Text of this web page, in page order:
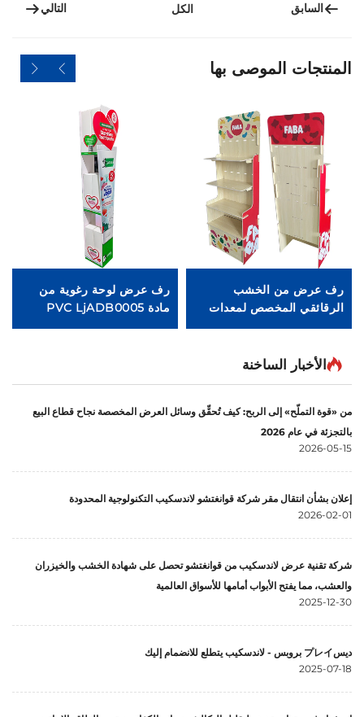
السابق الكل التالي
المنتجات الموصى بها
رف عرض من الخشب
الرقائقي المخصص لمعدات
الحيوانات الأليفة Ljmzj0001
رف عرض لوحة رغوية من
مادة PVC LjADB0005
الأخبار الساخنة
من «قوة التملّح» إلى الربح: كيف تُحقِّق وسائل العرض المخصصة نجاح قطاع البيع
بالتجزئة في عام 2026
2026-05-15
إعلان بشأن انتقال مقر شركة قوانغتشو لاندسكيب التكنولوجية المحدودة
2026-02-01
شركة تقنية عرض لاندسكيب من قوانغتشو تحصل على شهادة الخشب والخيزران
والعشب، مما يفتح الأبواب أمامها للأسواق العالمية
2025-12-30
ديسプレイ بروبس - لاندسكيب يتطلع للانضمام إليك
2025-07-18